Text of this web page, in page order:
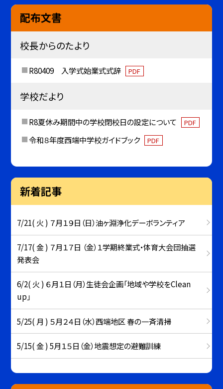
配布文書
校長からのたより
R80409 入学式始業式式辞 PDF
学校だより
R8夏休み期間中の学校閉校日の設定について PDF
令和８年度西端中学校ガイドブック PDF
新着記事
7/21( 火 ) ７月１９日（日）油ヶ淵浄化デーボランティア
7/17( 金 ) ７月１７日 （金）１学期終業式・体育大会団抽選
発表会
6/2( 火 ) ６月１日（月）生徒会企画「地域や学校をClean
up」
5/25( 月 ) ５月２４日（水）西端地区 春の一斉清掃
5/15( 金 ) 5月１５日（金）地震想定の避難訓練